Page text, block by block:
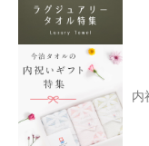
内